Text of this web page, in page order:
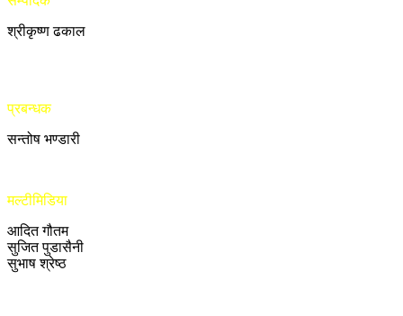
श्रीकृष्ण ढकाल
प्रबन्धक
सन्तोष भण्डारी
मल्टीमिडिया
आदित गौतम
सुजित पुडासैनी
सुभाष श्रेष्ठ